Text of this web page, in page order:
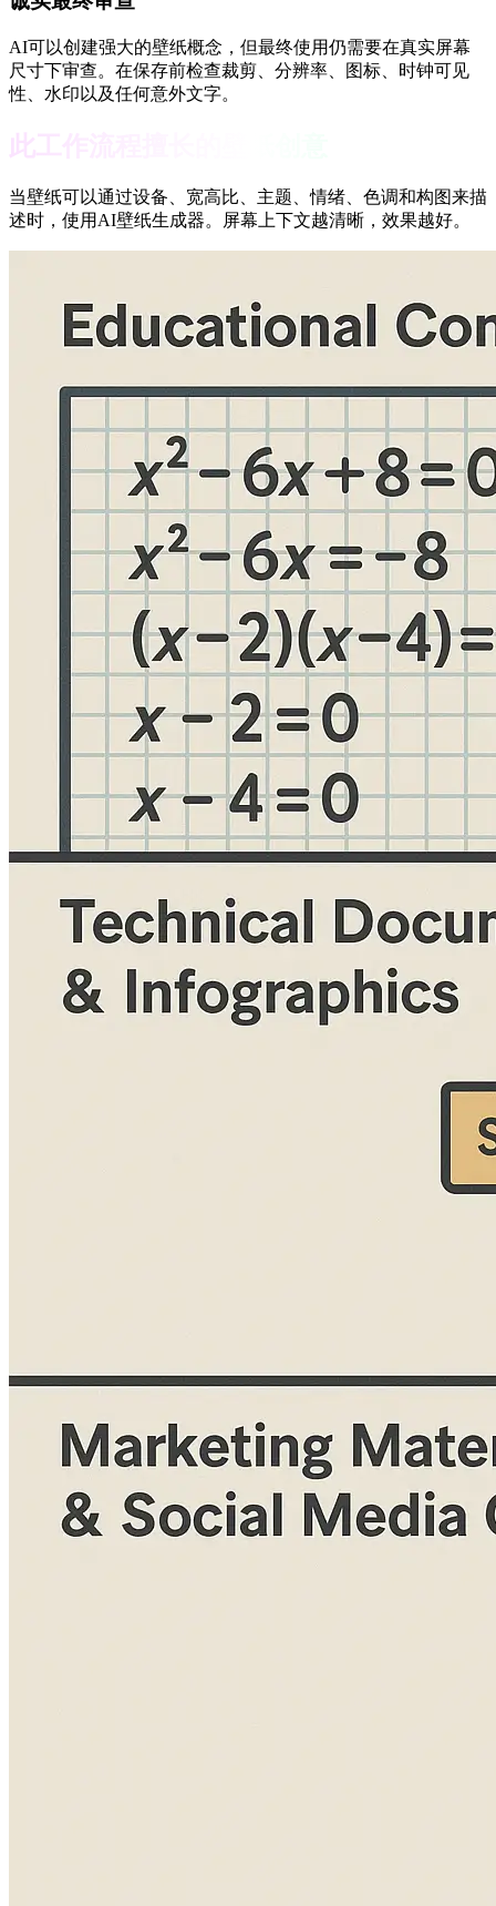
AI可以创建强大的壁纸概念，但最终使用仍需要在真实屏幕
尺寸下审查。在保存前检查裁剪、分辨率、图标、时钟可见
性、水印以及任何意外文字。
此工作流程擅长的壁纸创意
当壁纸可以通过设备、宽高比、主题、情绪、色调和构图来描
述时，使用AI壁纸生成器。屏幕上下文越清晰，效果越好。